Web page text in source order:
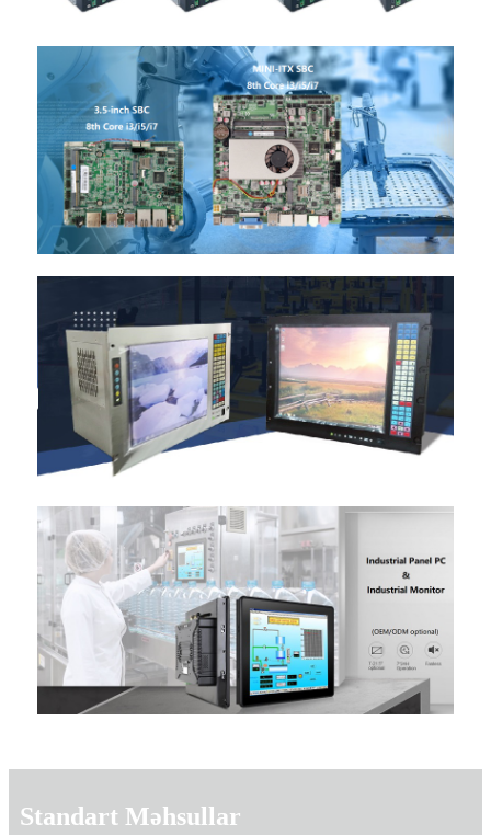
Standart Məhsullar